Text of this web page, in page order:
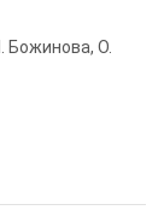
Божинова, О.